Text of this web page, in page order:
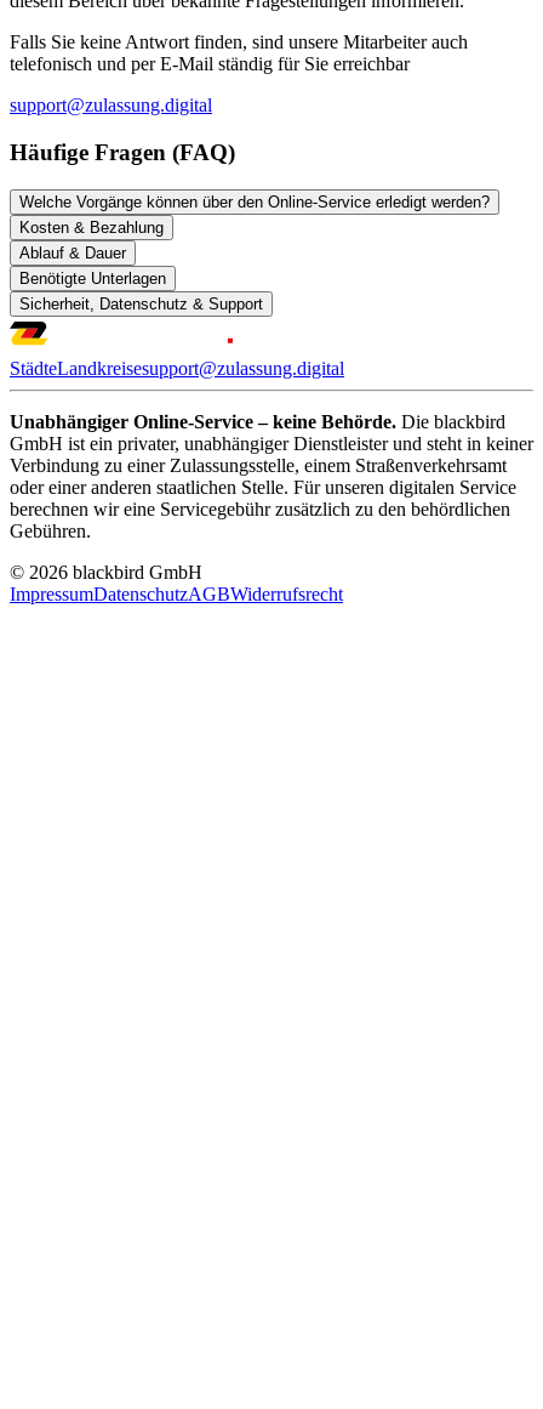
Falls Sie keine Antwort finden, sind unsere Mitarbeiter auch
telefonisch und per E-Mail ständig für Sie erreichbar
support@zulassung.digital
Häufige Fragen (FAQ)
Welche Vorgänge können über den Online-Service erledigt werden?
Kosten & Bezahlung
Ablauf & Dauer
Benötigte Unterlagen
Sicherheit, Datenschutz & Support
StädteLandkreisesupport@zulassung.digital
Unabhängiger Online-Service – keine Behörde. Die blackbird
GmbH ist ein privater, unabhängiger Dienstleister und steht in keiner
Verbindung zu einer Zulassungsstelle, einem Straßenverkehrsamt
oder einer anderen staatlichen Stelle. Für unseren digitalen Service
berechnen wir eine Servicegebühr zusätzlich zu den behördlichen
Gebühren.
© 2026 blackbird GmbH
ImpressumDatenschutzAGBWiderrufsrecht